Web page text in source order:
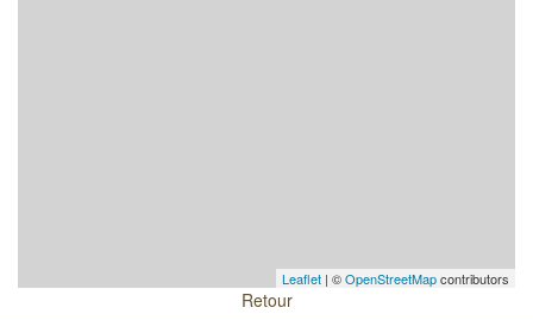
Leaflet | ©OpenStreetMapcontributors
Retour